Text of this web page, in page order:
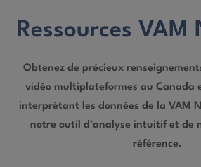
Ressources
Obtenez de précieux
vidéo multiplateformes au Canada
interprétant les données de la VAM
notre outil d’analyse intuitif et de
référence.